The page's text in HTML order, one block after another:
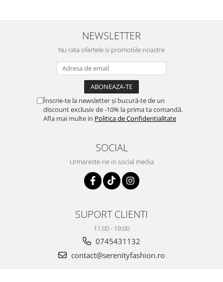
NEWSLETTER
Nu rata ofertele si promotiile noastre
Înscrie-te la newsletter și bucură-te de un
discount exclusiv de -10% la prima ta comandă.
Afla mai multe in Politica de Confidentialitate
SOCIAL
Urmareste-ne in social media
SUPORT CLIENTI
11:00 - 19:00
0745431132
contact@serenityfashion.ro